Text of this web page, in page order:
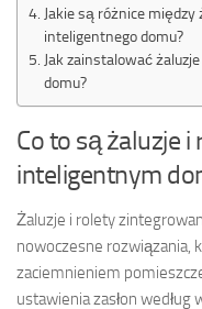
Jakie są różnice
inteligentnego domu?
Jak zainstalować
domu?
Co to są żaluzje
inteligentnym
Żaluzje i rolety
nowoczesne rozwiązania,
zaciemnieniem
ustawienia zasłon według